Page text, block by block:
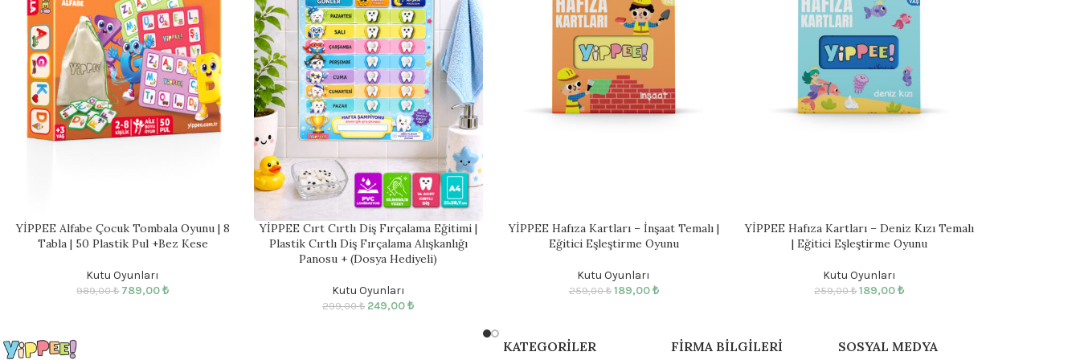
YİPPEE Alfabe Çocuk Tombala Oyunu | 8
Tabla | 50 Plastik Pul +Bez Kese
Kutu Oyunları
989,00₺ 789,00₺
YİPPEE Cırt Cırtlı Diş Fırçalama Eğitimi |
Plastik Cırtlı Diş Fırçalama Alışkanlığı
Panosu + (Dosya Hediyeli)
Kutu Oyunları
299,00₺ 249,00₺
YİPPEE Hafıza Kartları – İnşaat Temalı |
Eğitici Eşleştirme Oyunu
Kutu Oyunları
259,00₺ 189,00₺
YİPPEE Hafıza Kartları – Deniz Kızı Temalı
| Eğitici Eşleştirme Oyunu
Kutu Oyunları
259,00₺ 189,00₺
KATEGORILER FIRMA BILGILERI SOSYAL MEDYA